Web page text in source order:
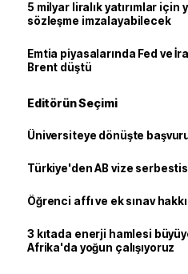
5 milyar liralık yatırımlar için
sözleşme imzalayabilecek
Emtia piyasalarında Fed ve
Brent düştü
Editörün Seçimi
Üniversiteye dönüşte
Türkiye'den AB vize
Öğrenci affı ve ek sınav
3 kıtada enerji hamlesi
Afrika'da yoğun çalışıyoruz